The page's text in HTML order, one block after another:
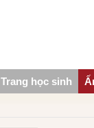
Trang học sinh